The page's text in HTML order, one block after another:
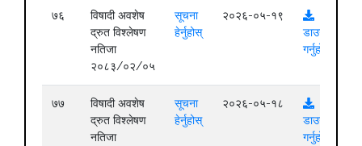
७६
विषादी अवशेष
द्रुत विश्लेषण
नतिजा
२०८३/०२/०५
सूचना
हेर्नुहोस्
२०२६-०५-१९
डाउनलोड
गर्नुहोस्
७७
विषादी अवशेष
द्रुत विश्लेषण
नतिजा
सूचना
हेर्नुहोस्
२०२६-०५-१८
डाउनलोड
गर्नुहोस्